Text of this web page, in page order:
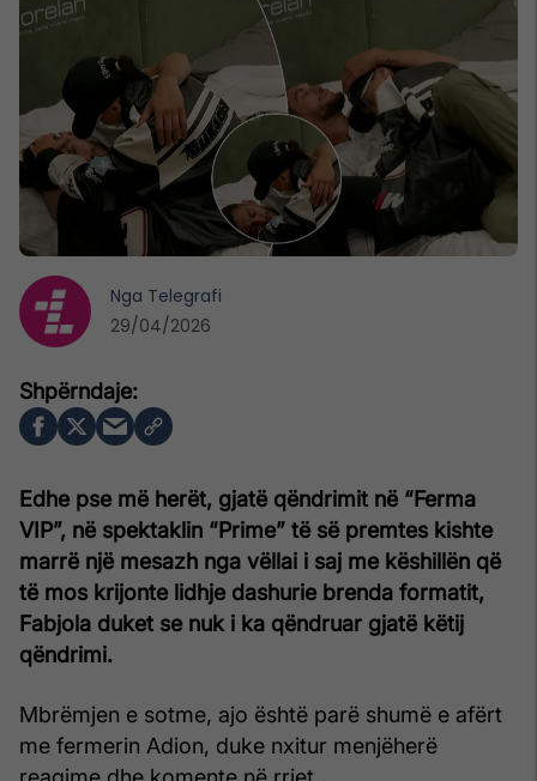
Edhe pse më herët, gjatë qëndrimit në “Ferma
VIP”, në spektaklin “Prime” të së premtes kishte
marrë një mesazh nga vëllai i saj me këshillën që
të mos krijonte lidhje dashurie brenda formatit,
Fabjola duket se nuk i ka qëndruar gjatë këtij
qëndrimi.
Mbrëmjen e sotme, ajo është parë shumë e afërt
me fermerin Adion, duke nxitur menjëherë
Nga Telegrafi
29/04/2026